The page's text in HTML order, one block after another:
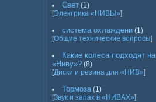
Свет (1)
[Электрика «НИВЫ»]
система охлаждени (1)
[Общие технические вопросы]
Какие колеса подходят на
«Ниву»? (8)
[Диски и резина для «НИВ»]
Тормоза (1)
[Звук и запах в «НИВАХ»]